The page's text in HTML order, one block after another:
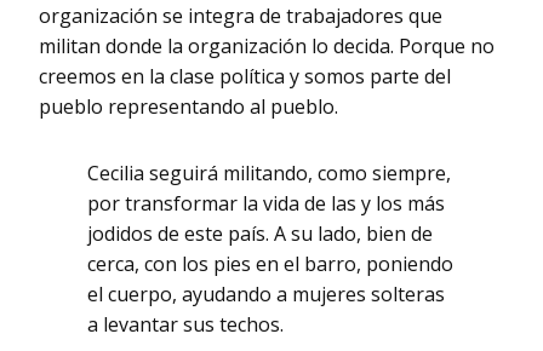
organización se integra de trabajadores que
militan donde la organización lo decida. Porque no
creemos en la clase política y somos parte del
pueblo representando al pueblo.
Cecilia seguirá militando, como siempre,
por transformar la vida de las y los más
jodidos de este país. A su lado, bien de
cerca, con los pies en el barro, poniendo
el cuerpo, ayudando a mujeres solteras
a levantar sus techos.